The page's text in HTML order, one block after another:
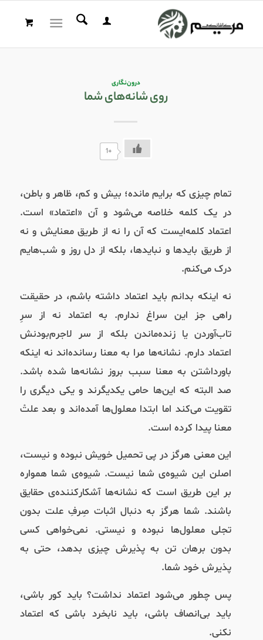
درون‌نگاری
روی شانه‌های شما
+1
تمام چیزی که برایم مانده؛ بیش و کم، ظاهر و باطن،
در یک کلمه خلاصه می‌شود و آن «اعتماد» است.
اعتماد کلمه‌ایست که آن را نه از طریق معنایش و نه
از طریق باید‌ها و نبایدها، بلکه از دل روز و شب‌هایم
درک می‌کنم.
نه اینکه بدانم باید اعتماد داشته باشم، در حقیقت
راهی جز این سراغ ندارم. به اعتماد نه از سرِ
تاب‌آوردن یا زنده‌ماندن بلکه از سر لاجرم‌بودنش
اعتماد دارم. نشانه‌ها مرا به معنا رسانده‌اند نه اینکه
باورداشتن به معنا سبب بروز نشانه‌ها شده باشد.
صد البته که این‌ها حامی یکدیگرند و یکی دیگری را
تقویت می‌کند اما ابتدا معلول‌ها آمده‌اند و بعد علتْ
معنا پیدا کرده است.
این معنی هرگز در پی تحمیل خویش نبوده و نیست،
اصلن این شیوه‌ی شما نیست. شیوه‌ی شما همواره
بر این طریق است که نشانه‌ها آشکارکننده‌ی حقایق
باشند. شما هرگز به دنبال اثبات صِرفِ علت بدون
تجلی معلول‌ها نبوده و نیستی. نمی‌خواهی کسی
بدون برهان تن به پذیرش چیزی بدهد، حتی به
پذیرش خود شما.
پس چطور می‌شود اعتماد نداشت؟ باید کور باشی،
باید بی‌انصاف باشی، باید نابخرد باشی که اعتماد
نکنی.